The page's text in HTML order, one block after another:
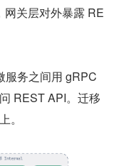
网关层对外暴露 RE
务之间用 gRPC
REST API。迁移
。